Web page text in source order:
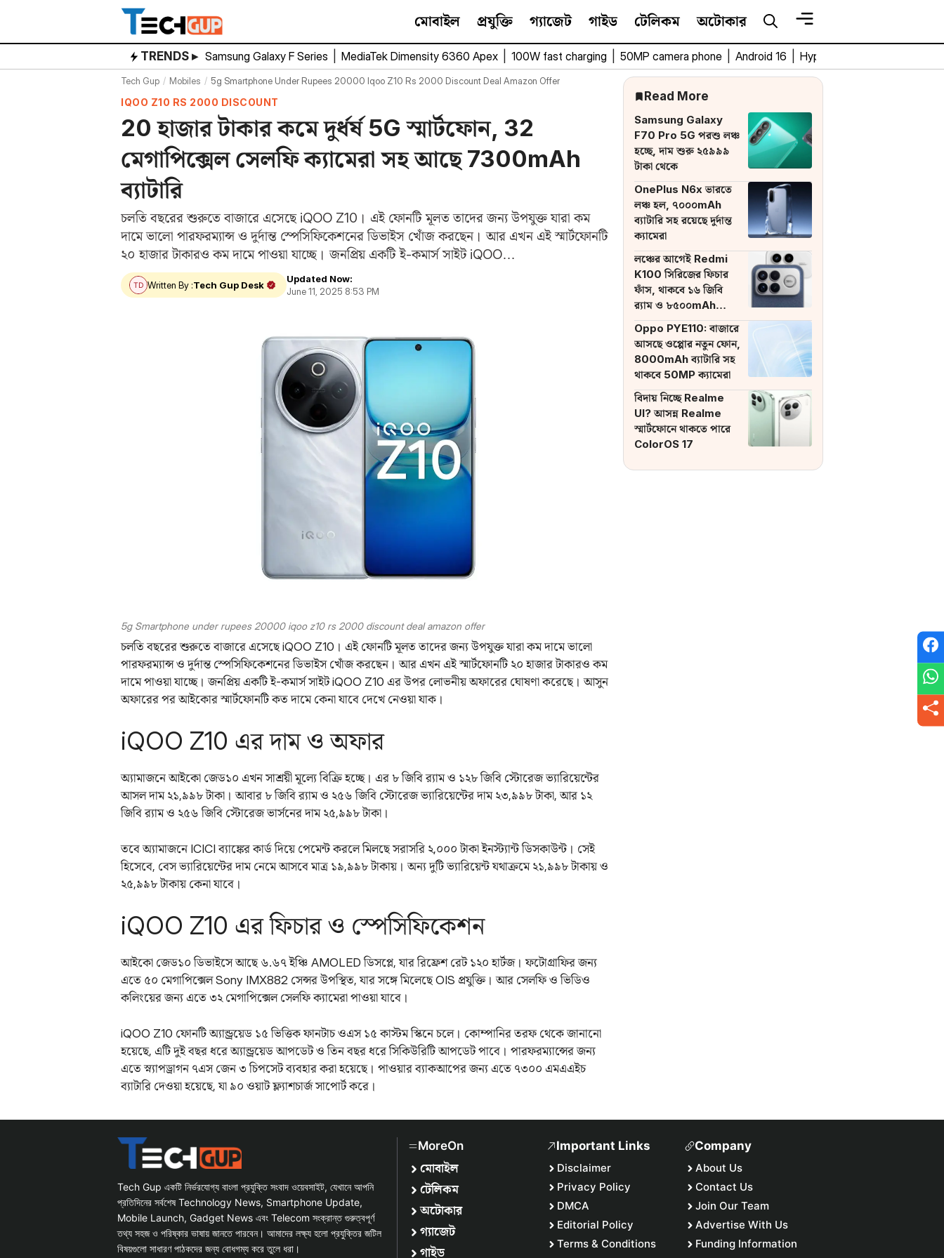
content
মোবাইল প্রযুক্তি গ্যাজেট গাইড টেলিকম অটোকার
TRENDS ▸ Samsung Galaxy F Series MediaTek Dimensity 6360 Apex 100W fast charging 50MP camera phone Android 16 HyperOS 3
Tech Gup Mobiles 5g Smartphone Under Rupees 20000 Iqoo Z10 Rs 2000 Discount Deal Amazon Offer
IQOO Z10 RS 2000 DISCOUNT
20 হাজার টাকার কমে দুর্ধর্ষ 5G স্মার্টফোন, 32
মেগাপিক্সেল সেলফি ক্যামেরা সহ আছে 7300mAh
ব্যাটারি
চলতি বছরের শুরুতে বাজারে এসেছে iQOO Z10। এই ফোনটি মূলত তাদের জন্য উপযুক্ত যারা কম
দামে ভালো পারফরম্যান্স ও দুর্দান্ত স্পেসিফিকেশনের ডিভাইস খোঁজ করছেন। আর এখন এই স্মার্টফোনটি
২০ হাজার টাকারও কম দামে পাওয়া যাচ্ছে। জনপ্রিয় একটি ই-কমার্স সাইট iQOO…
Written By :Tech Gup Desk
Updated Now:
June 11, 2025 8:53 PM
5g Smartphone under rupees 20000 iqoo z10 rs 2000 discount deal amazon offer
চলতি বছরের শুরুতে বাজারে এসেছে iQOO Z10। এই ফোনটি মূলত তাদের জন্য উপযুক্ত যারা কম দামে ভালো
পারফরম্যান্স ও দুর্দান্ত স্পেসিফিকেশনের ডিভাইস খোঁজ করছেন। আর এখন এই স্মার্টফোনটি ২০ হাজার টাকারও কম
দামে পাওয়া যাচ্ছে। জনপ্রিয় একটি ই-কমার্স সাইট iQOO Z10 এর উপর লোভনীয় অফারের ঘোষণা করেছে। আসুন
অফারের পর আইকোর স্মার্টফোনটি কত দামে কেনা যাবে দেখে নেওয়া যাক।
iQOO Z10 এর দাম ও অফার
অ্যামাজনে আইকো জেড১০ এখন সাশ্রয়ী মূল্যে বিক্রি হচ্ছে। এর ৮ জিবি র‍্যাম ও ১২৮ জিবি স্টোরেজ ভ্যারিয়েন্টের
আসল দাম ২১,৯৯৮ টাকা। আবার ৮ জিবি র‍্যাম ও ২৫৬ জিবি স্টোরেজ ভ্যারিয়েন্টের দাম ২৩,৯৯৮ টাকা, আর ১২
জিবি র‍্যাম ও ২৫৬ জিবি স্টোরেজ ভার্সনের দাম ২৫,৯৯৮ টাকা।
তবে অ্যামাজনে ICICI ব্যাঙ্কের কার্ড দিয়ে পেমেন্ট করলে মিলছে সরাসরি ২,০০০ টাকা ইনস্ট্যান্ট ডিসকাউন্ট। সেই
হিসেবে, বেস ভ্যারিয়েন্টের দাম নেমে আসবে মাত্র ১৯,৯৯৮ টাকায়। অন্য দুটি ভ্যারিয়েন্ট যথাক্রমে ২১,৯৯৮ টাকায় ও
২৫,৯৯৮ টাকায় কেনা যাবে।
iQOO Z10 এর ফিচার ও স্পেসিফিকেশন
আইকো জেড১০ ডিভাইসে আছে ৬.৬৭ ইঞ্চি AMOLED ডিসপ্লে, যার রিফ্রেশ রেট ১২০ হার্টজ। ফটোগ্রাফির জন্য
এতে ৫০ মেগাপিক্সেল Sony IMX882 সেন্সর উপস্থিত, যার সঙ্গে মিলেছে OIS প্রযুক্তি। আর সেলফি ও ভিডিও
কলিংয়ের জন্য এতে ৩২ মেগাপিক্সেল সেলফি ক্যামেরা পাওয়া যাবে।
iQOO Z10 ফোনটি অ্যান্ড্রয়েড ১৫ ভিত্তিক ফানটাচ ওএস ১৫ কাস্টম স্কিনে চলে। কোম্পানির তরফ থেকে জানানো
হয়েছে, এটি দুই বছর ধরে অ্যান্ড্রয়েড আপডেট ও তিন বছর ধরে সিকিউরিটি আপডেট পাবে। পারফরম্যান্সের জন্য
এতে স্ন্যাপড্রাগন ৭এস জেন ৩ চিপসেট ব্যবহার করা হয়েছে। পাওয়ার ব্যাকআপের জন্য এতে ৭৩০০ এমএএইচ
ব্যাটারি দেওয়া হয়েছে, যা ৯০ ওয়াট ফ্ল্যাশচার্জ সাপোর্ট করে।
Read More
Samsung Galaxy
F70 Pro 5G পরশু লঞ্চ
হচ্ছে, দাম শুরু ২৫৯৯৯
টাকা থেকে
OnePlus N6x ভারতে
লঞ্চ হল, ৭০০০mAh
ব্যাটারি সহ রয়েছে দুর্দান্ত
ক্যামেরা
লঞ্চের আগেই Redmi
K100 সিরিজের ফিচার
ফাঁস, থাকবে ১৬ জিবি
র‌্যাম ও ৮৫০০mAh
ব্যাটারি
Oppo PYE110: বাজারে
আসছে ওপ্পোর নতুন ফোন,
8000mAh ব্যাটারি সহ
থাকবে 50MP ক্যামেরা
বিদায় নিচ্ছে Realme
UI? আসন্ন Realme
স্মার্টফোনে থাকতে পারে
ColorOS 17
Tech Gup একটি নির্ভরযোগ্য বাংলা প্রযুক্তি সংবাদ ওয়েবসাইট, যেখানে আপনি
প্রতিদিনের সর্বশেষ Technology News, Smartphone Update,
Mobile Launch, Gadget News এবং Telecom সংক্রান্ত গুরুত্বপূর্ণ
তথ্য সহজ ও পরিষ্কার ভাষায় জানতে পারবেন। আমাদের লক্ষ্য হলো প্রযুক্তির জটিল
বিষয়গুলো সাধারণ পাঠকদের জন্য বোধগম্য করে তুলে ধরা।
MoreOn
মোবাইল
টেলিকম
অটোকার
গ্যাজেট
গাইড
Important Links
Disclaimer
Privacy Policy
DMCA
Editorial Policy
Terms & Conditions
Company
About Us
Contact Us
Join Our Team
Advertise With Us
Funding Information